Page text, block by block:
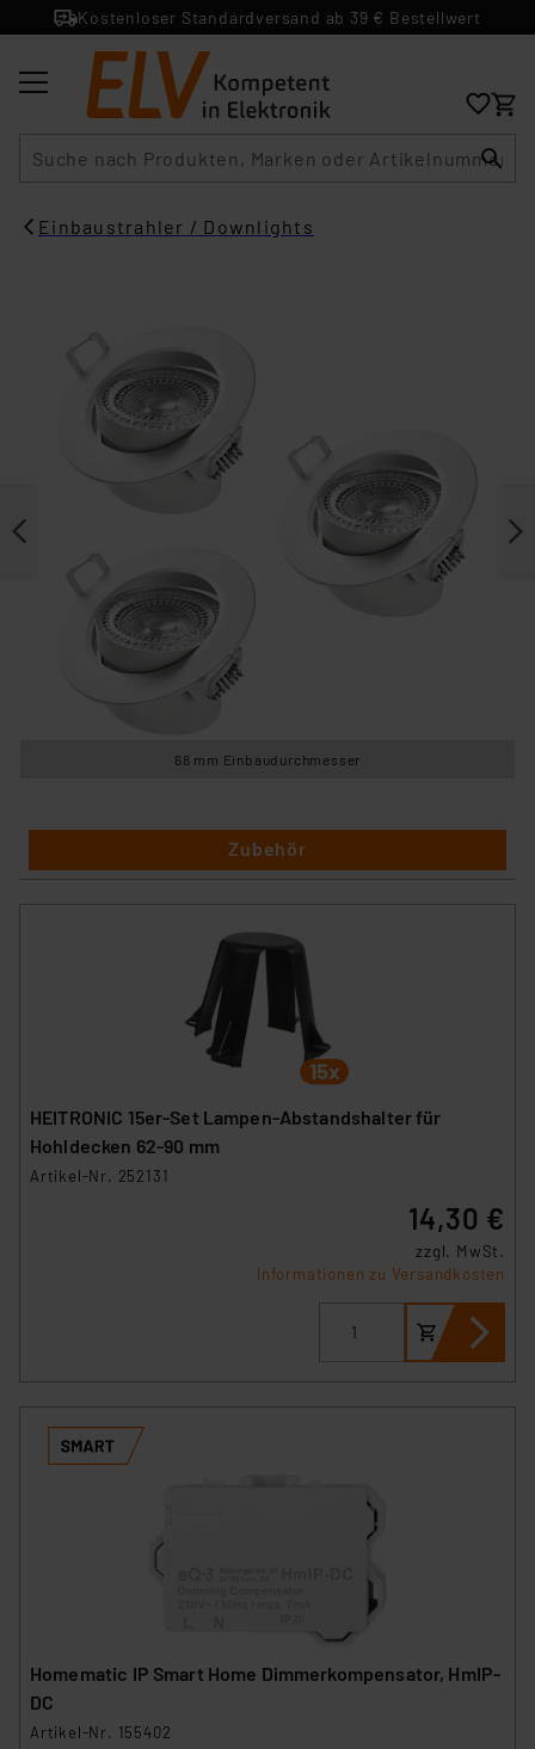
Kostenloser Standardversand ab 39 € Bestellwert
Einbaustrahler / Downlights
68 mm Einbaudurchmesser
Zubehör
HEITRONIC 15er-Set Lampen-Abstandshalter für
Hohldecken 62-90 mm
Artikel-Nr. 252131
14,30 €
zzgl. MwSt.
Informationen zu Versandkosten
Homematic IP Smart Home Dimmerkompensator, HmIP-
DC
Artikel-Nr. 155402